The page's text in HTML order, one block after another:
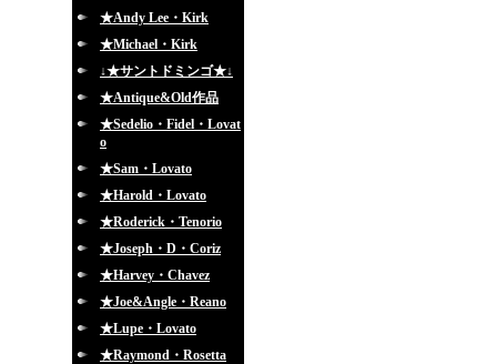
★Andy Lee・Kirk
★Michael・Kirk
↓★サントドミンゴ★↓
★Antique&Old作品
★Sedelio・Fidel・Lovat
o
★Sam・Lovato
★Harold・Lovato
★Roderick・Tenorio
★Joseph・D・Coriz
★Harvey・Chavez
★Joe&Angle・Reano
★Lupe・Lovato
★Raymond・Rosetta